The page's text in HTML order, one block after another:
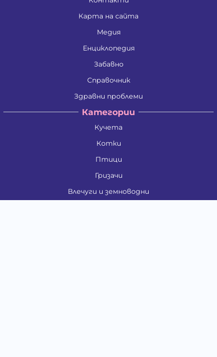
Карта на сайта
Медия
Енциклопедия
Забавно
Справочник
Здравни проблеми
Категории
Кучета
Котки
Птици
Гризачи
Влечуги и земноводни